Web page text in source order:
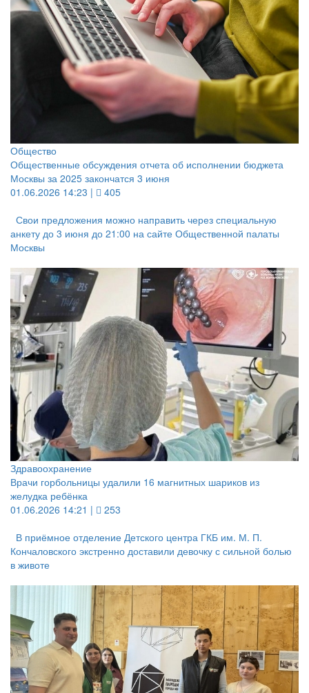
Общество
Общественные обсуждения отчета об исполнении бюджета
Москвы за 2025 закончатся 3 июня
01.06.2026 14:23 |
405
Свои предложения можно направить через специальную
анкету до 3 июня до 21:00 на сайте Общественной палаты
Москвы
Здравоохранение
Врачи горбольницы удалили 16 магнитных шариков из
желудка ребёнка
01.06.2026 14:21 |
253
В приёмное отделение Детского центра ГКБ им. М. П.
Кончаловского экстренно доставили девочку с сильной болью
в животе